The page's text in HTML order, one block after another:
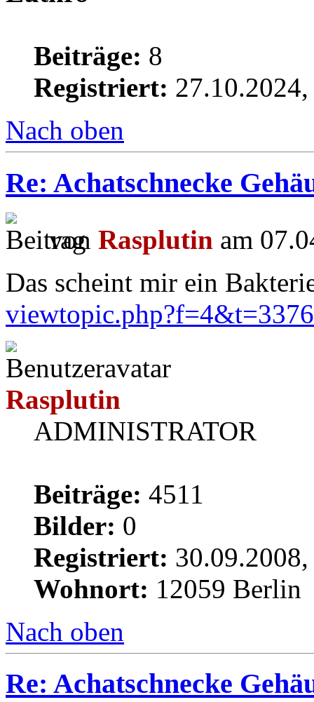
Beiträge: 8
Registriert:
Nach oben
Re: Achatschnecke
von Rasplutin am
Das scheint mir ein
Rasplutin
ADMINISTRATOR
Beiträge: 4511
Bilder: 0
Registriert:
Wohnort: 12059 Berlin
Nach oben
Re: Achatschnecke